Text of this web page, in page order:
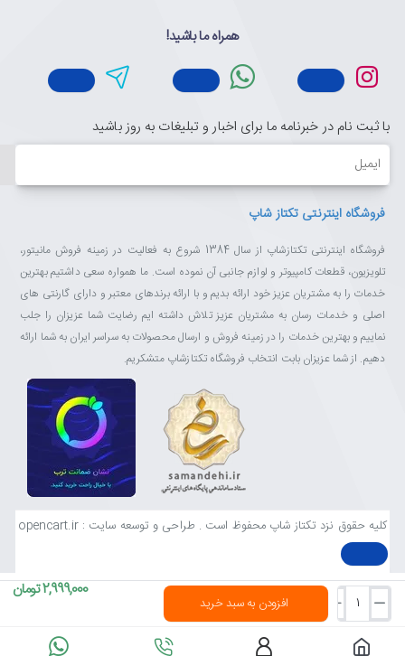
افزودن به سبد خرید
2,999,000 تومان
همراه ما باشید!
با ثبت نام در خبرنامه ما برای اخبار و تبلیغات به روز باشید
ایمیل
فروشگاه اینترنتی تکتاز شاپ
فروشگاه اینترنتی تکتازشاپ از سال 1384 شروع به فعالیت در زمینه فروش مانیتور،
تلویزیون، قطعات کامپیوتر و لوازم جانبی آن نموده است. ما همواره سعی داشتیم بهترین
خدمات را به مشتریان عزیز خود ارائه بدیم و با ارائه برندهای معتبر و دارای گارنتی های
اصلی و خدمات رسان به مشتریان عزیز تلاش داشته ایم رضایت شما عزیزان را جلب
نماییم و بهترین خدمات را در زمینه فروش و ارسال محصولات به سراسر ایران به شما ارائه
دهیم. از شما عزیزان بابت انتخاب فروشگاه تکتازشاپ متشکریم.
کلیه حقوق نزد تکتاز شاپ محفوظ است . طراحی و توسعه سایت : opencart.ir